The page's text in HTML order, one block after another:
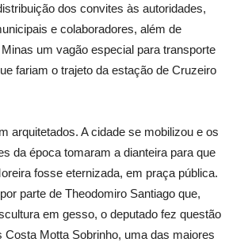
dos convites às autoridades,
e colaboradores, além de
um vagão especial para transporte
fariam o trajeto da estação de Cruzeiro
arquitetados. A cidade se mobilizou e os
da época tomaram a dianteira para que
fosse eternizada, em praça pública.
parte de Theodomiro Santiago que,
em gesso, o deputado fez questão
Costa Motta Sobrinho, uma das maiores